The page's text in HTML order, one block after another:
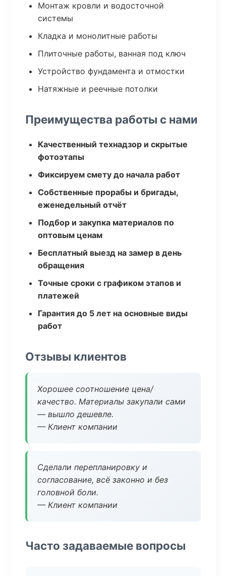
Монтаж кровли и водосточной
системы
Кладка и монолитные работы
Плиточные работы, ванная под ключ
Устройство фундамента и отмостки
Натяжные и реечные потолки
Преимущества работы с нами
Качественный технадзор и скрытые
фотоэтапы
Фиксируем смету до начала работ
Собственные прорабы и бригады,
еженедельный отчёт
Подбор и закупка материалов по
оптовым ценам
Бесплатный выезд на замер в день
обращения
Точные сроки с графиком этапов и
платежей
Гарантия до 5 лет на основные виды
работ
Отзывы клиентов
Хорошее соотношение цена/
качество. Материалы закупали сами
— вышло дешевле.
— Клиент компании
Сделали перепланировку и
согласование, всё законно и без
головной боли.
— Клиент компании
Часто задаваемые вопросы